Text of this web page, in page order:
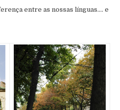
entre as nossas línguas…. e